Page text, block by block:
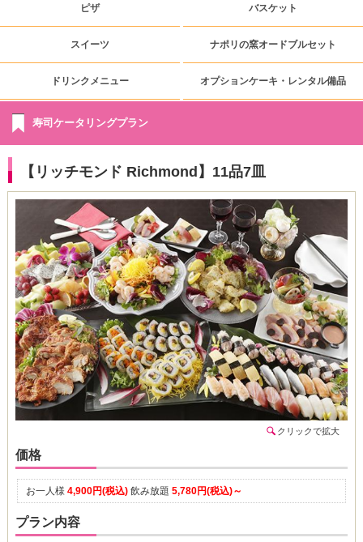
ピザ バスケット
スイーツ ナポリの窯オードブルセット
ドリンクメニュー オプションケーキ・レンタル備品
寿司ケータリングプラン
【リッチモンド Richmond】11品7皿
クリックで拡大
価格
お一人様 4,900円(税込)飲み放題 5,780円(税込)～
プラン内容